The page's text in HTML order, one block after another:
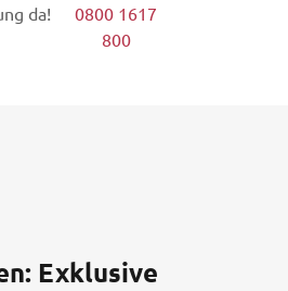
da!
0800 1617
800
Exklusive